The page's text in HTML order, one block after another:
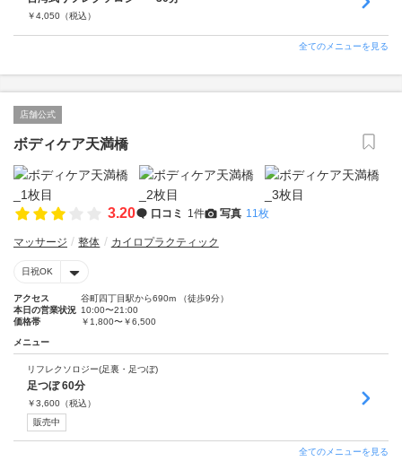
￥4,050 （税込）
全てのメニューを見る
店舗公式
ボディケア天満橋
3.20 口コミ 1件 写真 11枚
マッサージ 整体 カイロプラクティック
日祝OK
アクセス
谷町四丁目駅から690m （徒歩9分）
本日の営業状況 10:00〜21:00
価格帯
￥1,800〜￥6,500
メニュー
リフレクソロジー(足裏・足つぼ)
足つぼ 60分
￥3,600 （税込）
販売中
全てのメニューを見る